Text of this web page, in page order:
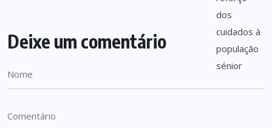
Deixe um comentário